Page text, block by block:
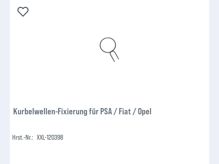
Kurbelwellen-Fixierung für PSA / Fiat / Opel
Hrst.-Nr.: XXL-120398